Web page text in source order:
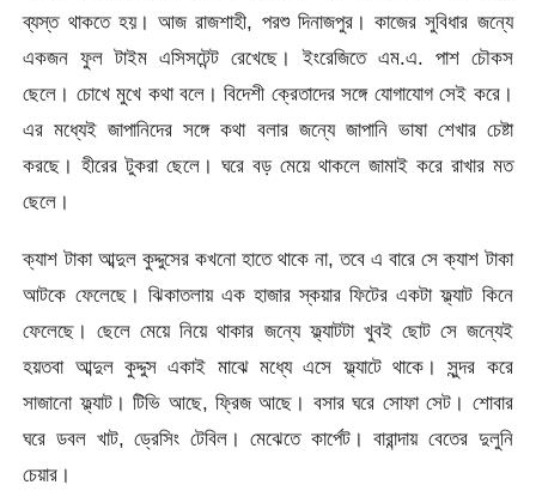
ব্যস্ত থাকতে হয়। আজ রাজশাহী, পরশু দিনাজপুর। কাজের সুবিধার জন্যে
একজন ফুল টাইম এসিসটেন্ট রেখেছে। ইংরেজিতে এম.এ. পাশ চৌকস
ছেলে। চোখে মুখে কথা বলে। বিদেশী ক্রেতাদের সঙ্গে যোগাযোগ সেই করে।
এর মধ্যেই জাপানিদের সঙ্গে কথা বলার জন্যে জাপানি ভাষা শেখার চেষ্টা
করছে। হীরের টুকরা ছেলে। ঘরে বড় মেয়ে থাকলে জামাই করে রাখার মত
ছেলে।
ক্যাশ টাকা আব্দুল কুদ্দুসের কখনো হাতে থাকে না, তবে এ বারে সে ক্যাশ টাকা
আটকে ফেলেছে। ঝিকাতলায় এক হাজার স্কয়ার ফিটের একটা ফ্ল্যাট কিনে
ফেলেছে। ছেলে মেয়ে নিয়ে থাকার জন্যে ফ্ল্যাটটা খুবই ছোট সে জন্যেই
হয়তবা আব্দুল কুদ্দুস একাই মাঝে মধ্যে এসে ফ্ল্যাটে থাকে। সুন্দর করে
সাজানো ফ্ল্যাট। টিভি আছে, ফ্রিজ আছে। বসার ঘরে সোফা সেট। শোবার
ঘরে ডবল খাট, ড্রেসিং টেবিল। মেঝেতে কার্পেট। বারান্দায় বেতের দুলুনি
চেয়ার।